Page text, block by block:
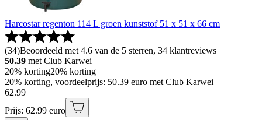
Harcostar regenton 114 L groen kunststof 51 x 51 x 66 cm
(34)Beoordeeld met 4.6 van de 5 sterren, 34 klantreviews
50.39 met Club Karwei
20% korting20% korting
20% korting, voordeelprijs: 50.39 euro met Club Karwei
62.99
Prijs: 62.99 euro